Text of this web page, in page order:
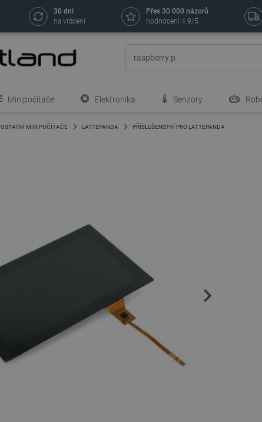
30 dní
na vrácení
Přes 30 000 názorů
hodnocení 4.9/5
Minipočítače Elektronika Senzory
OSTATNÍ MINIPOČÍTAČE LATTEPANDA PŘÍSLUŠENSTVÍ PRO LATTEPANDA